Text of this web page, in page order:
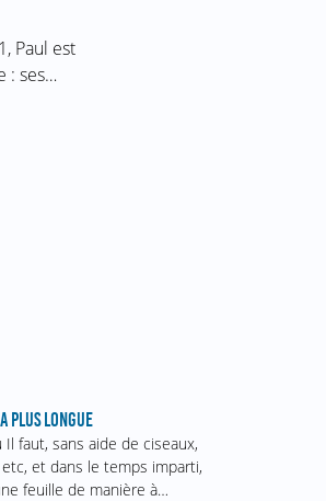
Paul est
: ses…
PLUS LONGUE
Il faut, sans aide de ciseaux,
et dans le temps imparti,
feuille de manière à…